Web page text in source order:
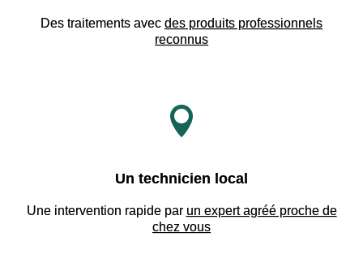
Des traitements avec des produits professionnels
reconnus

Un technicien local
Une intervention rapide par un expert agréé proche de
chez vous